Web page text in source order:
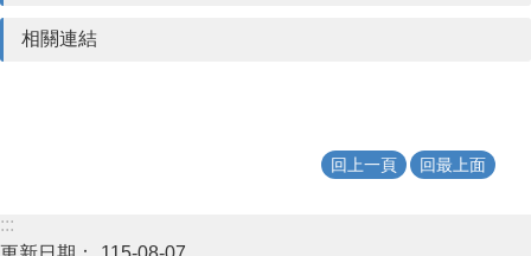
相關連結
回上一頁 回最上面
:::